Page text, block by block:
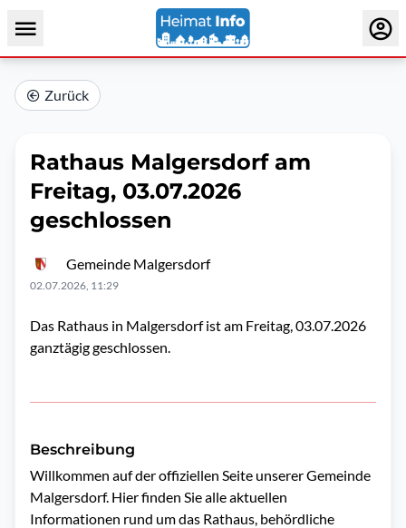
Zurück
Rathaus Malgersdorf am
Freitag, 03.07.2026
geschlossen
Gemeinde Malgersdorf
02.07.2026, 11:29
Das Rathaus in Malgersdorf ist am Freitag, 03.07.2026
ganztägig geschlossen.
Beschreibung
Willkommen auf der offiziellen Seite unserer Gemeinde
Malgersdorf. Hier finden Sie alle aktuellen
Informationen rund um das Rathaus, behördliche